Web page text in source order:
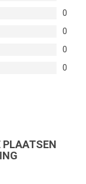
0
0
0
0
PLAATSEN